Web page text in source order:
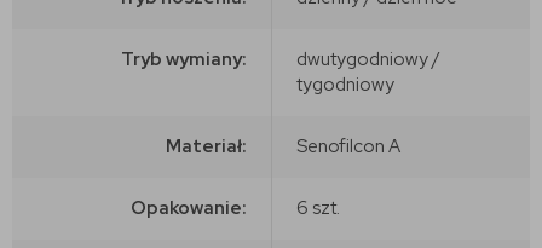
Tryb wymiany:
dwutygodniowy /
tygodniowy
Materiał: Senofilcon A
Opakowanie: 6 szt.